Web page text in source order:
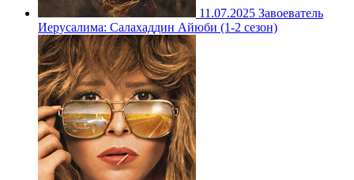
11.07.2025 Завоеватель
Иерусалима: Салахаддин Айюби (1-2 сезон)